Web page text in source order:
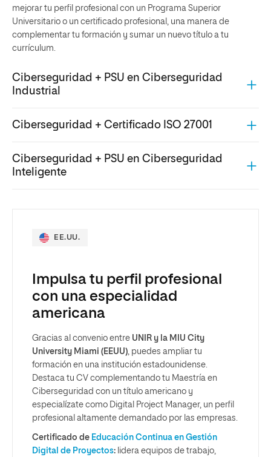
mejorar tu perfil profesional con un Programa Superior
Universitario o un certificado profesional, una manera de
complementar tu formación y sumar un nuevo título a tu
currículum.
Ciberseguridad + PSU en Ciberseguridad
Industrial
Ciberseguridad + Certificado ISO 27001
Ciberseguridad + PSU en Ciberseguridad
Inteligente
EE.UU.
Impulsa tu perfil profesional
con una especialidad
americana
Gracias al convenio entre UNIR y la MIU City
University Miami (EEUU), puedes ampliar tu
formación en una institución estadounidense.
Destaca tu CV complementando tu Maestría en
Ciberseguridad con un título americano y
especialízate como Digital Project Manager, un perfil
profesional altamente demandado por las empresas.
Certificado de Educación Continua en Gestión
Digital de Proyectos: lidera equipos de trabajo,